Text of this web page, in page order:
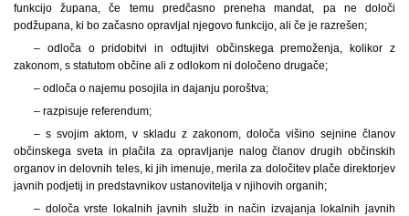
funkcijo župana, če temu predčasno preneha mandat, pa ne določi
podžupana, ki bo začasno opravljal njegovo funkcijo, ali če je razrešen;
– odloča o pridobitvi in odtujitvi občinskega premoženja, kolikor z
zakonom, s statutom občine ali z odlokom ni določeno drugače;
– odloča o najemu posojila in dajanju poroštva;
– razpisuje referendum;
– s svojim aktom, v skladu z zakonom, določa višino sejnine članov
občinskega sveta in plačila za opravljanje nalog članov drugih občinskih
organov in delovnih teles, ki jih imenuje, merila za določitev plače direktorjev
javnih podjetij in predstavnikov ustanovitelja v njihovih organih;
– določa vrste lokalnih javnih služb in način izvajanja lokalnih javnih